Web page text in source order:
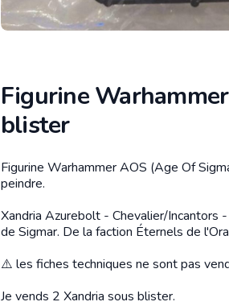
Figurine
blister
Description
Figurine Warhammer AOS (Age Of
peindre.
Xandria Azurebolt - Chevalier/Incantors
de Sigmar. De la faction Éternels de
⚠️ les fiches techniques ne sont pas
Je vends 2 Xandria sous blister.